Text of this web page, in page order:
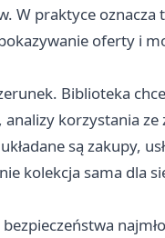
praktyce oznacza
oferty i
Biblioteka
korzystania
są zakupy,
kolekcja sama dla